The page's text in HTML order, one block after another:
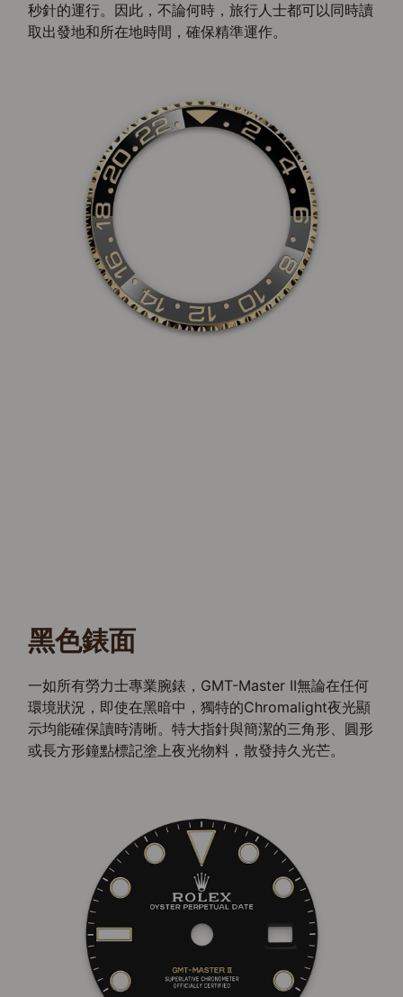
秒針的運行。因此，不論何時，旅行人士都可以同時讀
取出發地和所在地時間，確保精準運作。
黑色錶面
一如所有勞力士專業腕錶，GMT-Master II無論在任何
環境狀況，即使在黑暗中，獨特的Chromalight夜光顯
示均能確保讀時清晰。特大指針與簡潔的三角形、圓形
或長方形鐘點標記塗上夜光物料，散發持久光芒。